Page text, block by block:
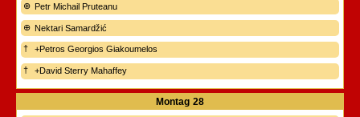
Petr Michail Pruteanu
Nektari Samardžić
+Petros Georgios Giakoumelos
+David Sterry Mahaffey
Montag 28